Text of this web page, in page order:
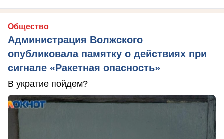
Общество
Администрация Волжского
опубликовала памятку о действиях при
сигнале «Ракетная опасность»
В укратие пойдем?